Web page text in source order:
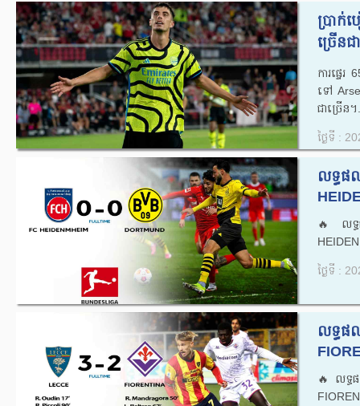
ប្រាក់
ច្រើន
ការផ្ទេ
ទៅ
ជាច្រើន
ថ្ងៃទី :
លទ្ធផ
🔥លទ្
ថ្ងៃទី :
លទ្ធផ
🔥លទ្ធ